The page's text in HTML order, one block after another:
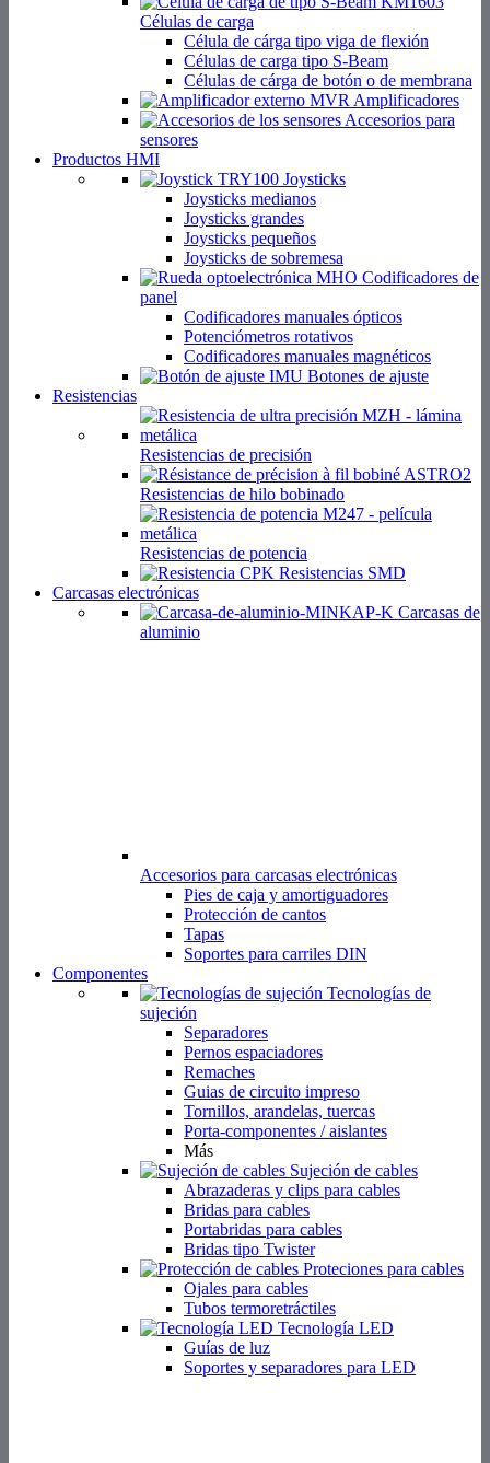
Células de carga
Célula de cárga tipo viga de flexión
Células de carga tipo S-Beam
Células de cárga de botón o de membrana
Amplificadores
Accesorios para
sensores
Productos HMI
Joysticks
Joysticks medianos
Joysticks grandes
Joysticks pequeños
Joysticks de sobremesa
Codificadores de
panel
Codificadores manuales ópticos
Potenciómetros rotativos
Codificadores manuales magnéticos
Botones de ajuste
Resistencias
Resistencias de precisión
Resistencias de hilo bobinado
Resistencias de potencia
Resistencias SMD
Carcasas electrónicas
Carcasas de
aluminio
Accesorios para carcasas electrónicas
Pies de caja y amortiguadores
Protección de cantos
Tapas
Soportes para carriles DIN
Componentes
Tecnologías de
sujeción
Separadores
Pernos espaciadores
Remaches
Guias de circuito impreso
Tornillos, arandelas, tuercas
Porta-componentes / aislantes
Más
Sujeción de cables
Abrazaderas y clips para cables
Bridas para cables
Portabridas para cables
Bridas tipo Twister
Proteciones para cables
Ojales para cables
Tubos termoretráctiles
Tecnología LED
Guías de luz
Soportes y separadores para LED